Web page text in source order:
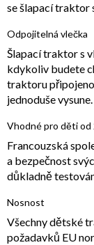
se šlapací traktor
Odpojitelná vlečka
Šlapací traktor s
kdykoliv budete
traktoru
jednoduše vysune.
Vhodné pro děti od
Francouzská
a bezpečnost
důkladně
Nosnost
Všechny dětské
požadavků EU